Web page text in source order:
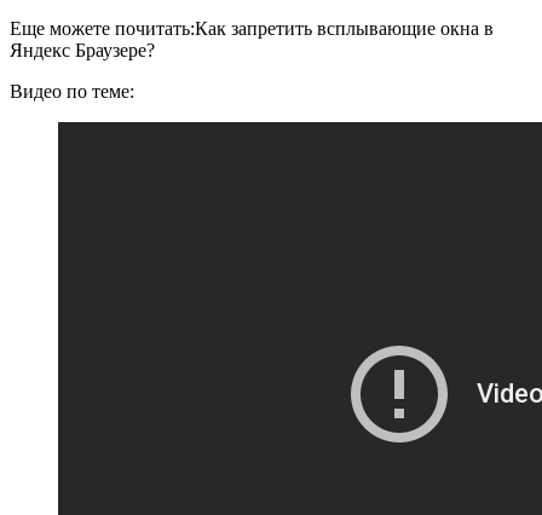
Еще можете почитать:Как запретить всплывающие окна в
Яндекс Браузере?
Видео по теме: